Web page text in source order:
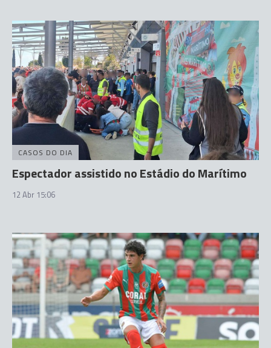
CASOS DO DIA
Espectador assistido no Estádio do Marítimo
12 Abr 15:06